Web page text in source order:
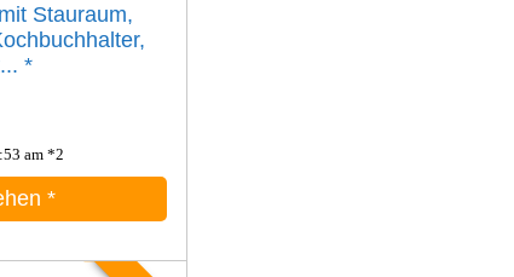
Stauraum,
*
am *2
*